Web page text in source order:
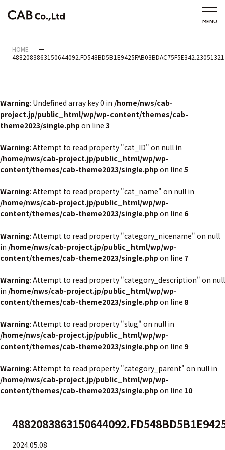
HOME
4882083863150644092.FD548BD5B1E9425FAB03BDAC75F5E342.23051321
Warning: Undefined array key 0 in /home/nws/cab-
project.jp/public_html/wp/wp-content/themes/cab-
theme2023/single.php on line 3
Warning: Attempt to read property "cat_ID" on null in
/home/nws/cab-project.jp/public_html/wp/wp-
content/themes/cab-theme2023/single.php on line 5
Warning: Attempt to read property "cat_name" on null in
/home/nws/cab-project.jp/public_html/wp/wp-
content/themes/cab-theme2023/single.php on line 6
Warning: Attempt to read property "category_nicename" on null
in /home/nws/cab-project.jp/public_html/wp/wp-
content/themes/cab-theme2023/single.php on line 7
Warning: Attempt to read property "category_description" on null
in /home/nws/cab-project.jp/public_html/wp/wp-
content/themes/cab-theme2023/single.php on line 8
Warning: Attempt to read property "slug" on null in
/home/nws/cab-project.jp/public_html/wp/wp-
content/themes/cab-theme2023/single.php on line 9
Warning: Attempt to read property "category_parent" on null in
/home/nws/cab-project.jp/public_html/wp/wp-
content/themes/cab-theme2023/single.php on line 10
2024.05.08